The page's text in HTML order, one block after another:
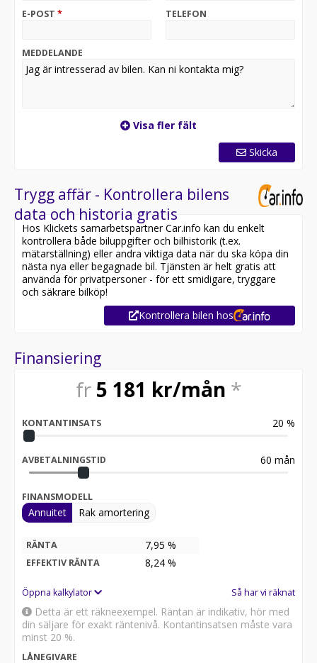
2026-01-08 – 131 383 km
2024-11-11 – 90 831 km
2024-01-26 – 64 100 km
2023-03-10 – 32 032 km
19" Michelin sommardäck på Y-Eker 845M BMW
original lättmetallfälgar.
VARMT VÄLKOMMEN TILL OSS PÅ FORDONSGRUPPEN.
VI ORDNAR MED HEMLEVERANS I HELA SVERIGE! Vi
hjälper självklart till med både finansiering & försäkring
av din nya bil/MC. VI TAR GÄRNA DIN BIL/MC I INBYTE.
ALLA VÅRA OBJEKT KAN FÅS MED 12-36MÅN GARANTI
FÖR DIN TRYGGHET! För bästa möjliga service kontakta
oss gärna inför besök.
E-POST * TELEFON
MEDDELANDE
Visa fler fält
Skicka
Trygg affär - Kontrollera bilens
data och historia gratis
Hos Klickets samarbetspartner Car.info kan du enkelt
kontrollera både biluppgifter och bilhistorik (t.ex.
mätarställning) eller andra viktiga data när du ska köpa din
nästa nya eller begagnade bil. Tjänsten är helt gratis att
använda för privatpersoner - för ett smidigare, tryggare
och säkrare bilköp!
Kontrollera bilen hos
Finansiering
fr 5 181 kr/mån *
KONTANTINSATS 20 %
AVBETALNINGSTID 60 mån
FINANSMODELL
Annuitet Rak amortering
RÄNTA 7,95 %
EFFEKTIV RÄNTA 8,24 %
Öppna kalkylator Så har vi räknat
Detta är ett räkneexempel. Räntan är indikativ, hör med
din säljare för exakt räntenivå. Kontantinsatsen måste vara
minst 20 %.
LÅNEGIVARE